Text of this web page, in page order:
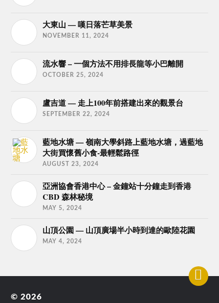
大東山 — 嘆日落芒草美景
NOVEMBER 11, 2024
流水響 – 一個方法不用排長龍等小巴離開
OCTOBER 25, 2024
盧吉道 — 走上100年前搭建出來的觀景台
SEPTEMBER 22, 2024
藍地水塘 — 嶺南大學斜路上藍地水塘，過藍地
大街買懷舊小食-最輕鬆路徑
AUGUST 23, 2024
亞洲協會香港中心 – 金鐘站十分鐘走到香港
CBD 森林秘境
MAY 5, 2024
山頂公園 — 山頂廣場半小時到達的歐陸花園
MAY 4, 2024
© 2026